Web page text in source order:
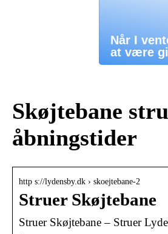
Når I
at være
Skøjtebane
åbningstider
http s://lydensby.dk › skoejtebane-2
Struer Skøjtebane
Struer Skøjtebane – Struer